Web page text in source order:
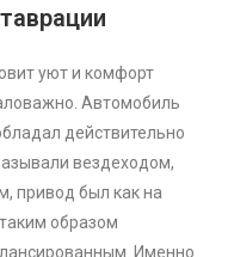
уют и комфорт
Автомобиль
действительно
вездеходом,
привод был как на
образом
Именно